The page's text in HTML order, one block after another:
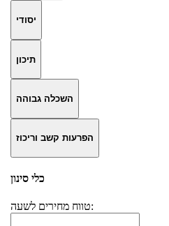
יסודי
תיכון
השכלה גבוהה
הפרעות קשב וריכוז
כלי סינון
טווח מחירים לשעה: